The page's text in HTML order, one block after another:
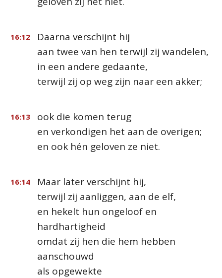
16:12
Daarna verschijnt hij
aan twee van hen terwijl zij wandelen,
in een andere gedaante,
terwijl zij op weg zijn naar een akker;
16:13
ook die komen terug
en verkondigen het aan de overigen;
en ook hén geloven ze niet.
16:14
Maar later verschijnt hij,
terwijl zij aanliggen, aan de elf,
en hekelt hun ongeloof en
hardhartigheid
omdat zij hen die hem hebben
aanschouwd
als opgewekte